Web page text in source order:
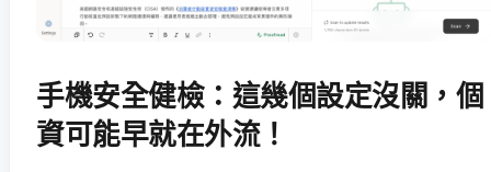
手機安全健檢：這幾個設定沒關，個
資可能早就在外流！